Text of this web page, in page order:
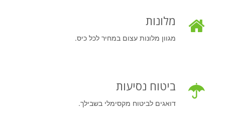
מלונות
מגוון מלונות עצום במחיר לכל כיס.
ביטוח נסיעות
דואגים לביטוח מקסימלי בשבילך.